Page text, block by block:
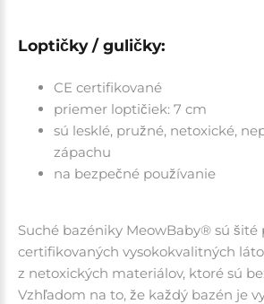
Loptičky / guličky:
CE certifikované
priemer loptičiek: 7 cm
sú lesklé, pružné, netoxické,
zápachu
na bezpečné používanie
Suché bazéniky MeowBaby® sú šité
certifikovaných vysokokvalitných
z netoxických materiálov, ktoré sú
Vzhľadom na to, že každý bazén je